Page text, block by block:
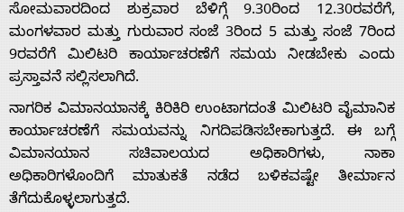
Home
About
Us
ಸೋಮವಾರದಿಂದ ಶುಕ್ರವಾರ ಬೆಳಿಗ್ಗೆ 9.30ರಿಂದ 12.30ರವರೆಗೆ,
ಮಂಗಳವಾರ ಮತ್ತು ಗುರುವಾರ ಸಂಜೆ 3ರಿಂದ 5 ಮತ್ತು ಸಂಜೆ 7ರಿಂದ
9ರವರೆಗೆ ಮಿಲಿಟರಿ ಕಾರ್ಯಾಚರಣೆಗೆ ಸಮಯ ನೀಡಬೇಕು ಎಂದು
ಪ್ರಸ್ತಾವನೆ ಸಲ್ಲಿಸಲಾಗಿದೆ.
ನಾಗರಿಕ ವಿಮಾನಯಾನಕ್ಕೆ ಕಿರಿಕಿರಿ ಉಂಟಾಗದಂತೆ ಮಿಲಿಟರಿ ವೈಮಾನಿಕ
ಕಾರ್ಯಾಚರಣೆಗೆ ಸಮಯವನ್ನು ನಿಗದಿಪಡಿಸಬೇಕಾಗುತ್ತದೆ. ಈ ಬಗ್ಗೆ
ವಿಮಾನಯಾನ ಸಚಿವಾಲಯದ ಅಧಿಕಾರಿಗಳು, ನಾಕಾ
ಅಧಿಕಾರಿಗಳೊಂದಿಗೆ ಮಾತುಕತೆ ನಡೆದ ಬಳಿಕವಷ್ಟೇ ತೀರ್ಮಾನ
ತೆಗೆದುಕೊಳ್ಳಲಾಗುತ್ತದೆ.